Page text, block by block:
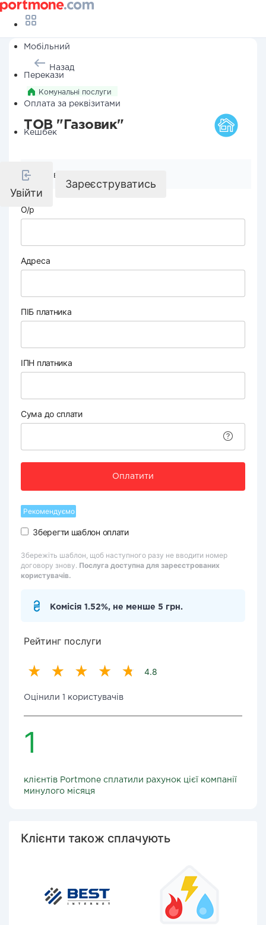
Мобільний
Перекази
Оплата за реквізитами
Кешбек
Увійти
Зареєструватись
Назад
Комунальні послуги
ТОВ "Газовик"
Реквізити компанії
О/р
Адреса
ПІБ платника
ІПН платника
Сума до сплати
Оплатити
Рекомендуємо
Зберегти шаблон оплати
Збережіть шаблон, щоб наступного разу не вводити номер
договору знову. Послуга доступна для зареєстрованих
користувачів.
Комісія 1.52%, не менше 5 грн.
Рейтинг послуги
4.8
Оцінили 1 користувачів
1
клієнтів Portmone сплатили рахунок цієї компанії
минулого місяця
Клієнти також сплачують